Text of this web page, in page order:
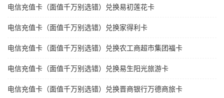
电信充值卡（面值千万别选错）兑换易初莲花卡
电信充值卡（面值千万别选错）兑换家得利卡
电信充值卡（面值千万别选错）兑换农工商超市集团福卡
电信充值卡（面值千万别选错）兑换易生阳光旅游卡
电信充值卡（面值千万别选错）兑换晋商银行万德商旅卡